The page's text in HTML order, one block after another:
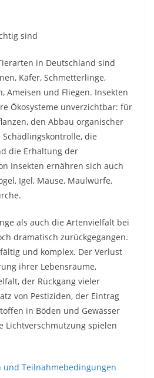
sind
in Deutschland sind
Käfer, Schmetterlinge,
Ameisen und Fliegen. Insekten
Ökosysteme unverzichtbar: für
den Abbau organischer
die
die Erhaltung der
Insekten ernähren sich auch
Igel, Mäuse, Maulwürfe,
als auch die Artenvielfalt bei
dramatisch zurückgegangen.
und komplex. Der Verlust
ihrer Lebensräume,
der Rückgang vieler
von Pestiziden, der Eintrag
in Böden und Gewässer
Lichtverschmutzung spielen
Teilnahmebedingungen